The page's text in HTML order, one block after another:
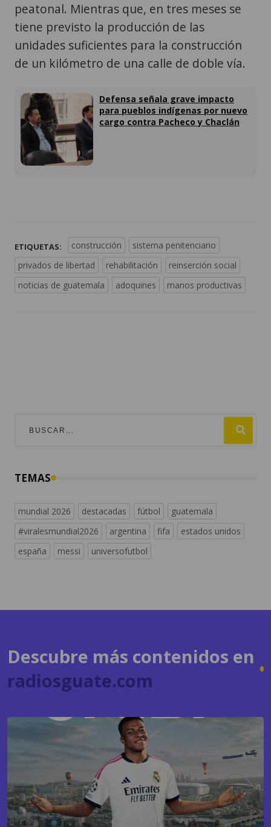
peatonal. Mientras que, en tres meses se
tiene previsto la producción de las
unidades suficientes para la construcción
de un kilómetro de una calle de doble vía.
Defensa señala grave impacto
para pueblos indígenas por nuevo
cargo contra Pacheco y Chaclán
ETIQUETAS: construcción
sistema penitenciario
privados de libertad
rehabilitación
reinserción social
noticias de guatemala
adoquines manos productivas
mundial 2026
españa
messi universofutbol
radiosguate.com